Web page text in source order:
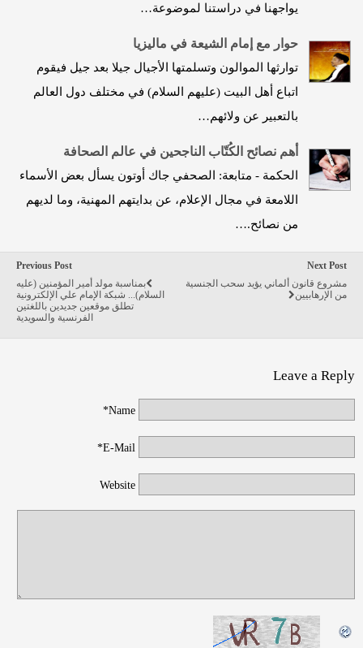
يواجهنا في دراستنا لموضوعة…
حوار مع إمام الشيعة في ماليزيا
توارثها الموالون وتسلمتها الأجيال جيلا بعد جيل فيقوم
اتباع أهل البيت (عليهم السلام) في مختلف دول العالم
بالتعبير عن ولائهم…
أهم نصائح الكُتّاب الناجحين في عالم الصحافة
الحكمة - متابعة: الصحفي جاك أوتون يسأل بعض الأسماء
اللامعة في مجال الإعلام، عن بدايتهم المهنية، وما لديهم
من نصائح.…
Previous Post
بمناسبة مولد أمير المؤمنين (عليه
السلام)... شبكة الإمام علي الإلكترونية
تطلق موقعين جديدين باللغتين
الفرنسية والسويدية
Next Post
مشروع قانون ألماني يؤيد سحب الجنسية
من الإرهابيين
Leave a Reply
Name*
E-Mail*
Website